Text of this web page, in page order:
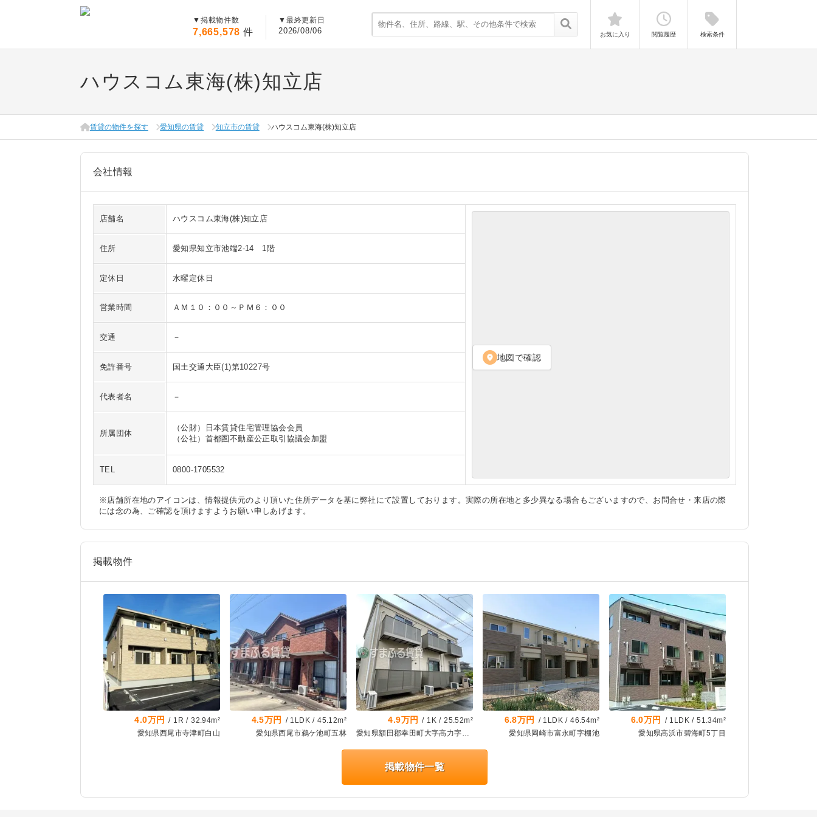
▼ 掲載物件数
7,665,578 件
▼ 最終更新日
2026/08/06 お気に入り 閲覧履歴 検索条件
ハウスコム東海(株)知立店
賃貸の物件を探す 愛知県の賃貸 知立市の賃貸 ハウスコム東海(株)知立店
会社情報
店舗名 ハウスコム東海(株)知立店
location_on 地図で確認
住所 愛知県知立市池端2-14 1階
定休日 水曜定休日
営業時間 ＡＭ１０：００～ＰＭ６：００
交通 －
免許番号 国土交通大臣(1)第10227号
代表者名 －
所属団体
（公財）日本賃貸住宅管理協会会員
（公社）首都圏不動産公正取引協議会加盟
TEL 0800-1705532
※店舗所在地のアイコンは、情報提供元のより頂いた住所データを基に弊社にて設置しております。実際の所在地と多少異なる場合もございますので、お問合せ・来店の際
には念の為、ご確認を頂けますようお願い申しあげます。
掲載物件
4.0万円 / 1R /32.94m²
愛知県西尾市寺津町白山
4.5万円 / 1LDK /45.12m²
愛知県西尾市鵜ケ池町五林
4.9万円 / 1K /25.52m²
愛知県額田郡幸田町大字高力字神山
6.8万円 / 1LDK /46.54m²
愛知県岡崎市富永町字棚池
6.0万円 / 1LDK /51.34m²
愛知県高浜市碧海町5丁目
掲載物件一覧